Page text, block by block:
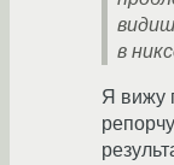
в
Я вижу